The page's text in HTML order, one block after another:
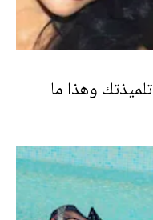
وهذا ما